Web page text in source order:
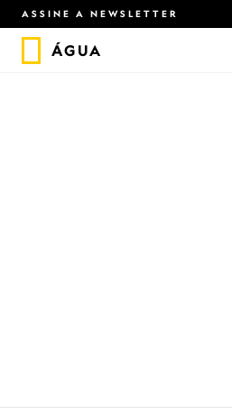
ASSINE A NEWSLETTER
ÁGUA